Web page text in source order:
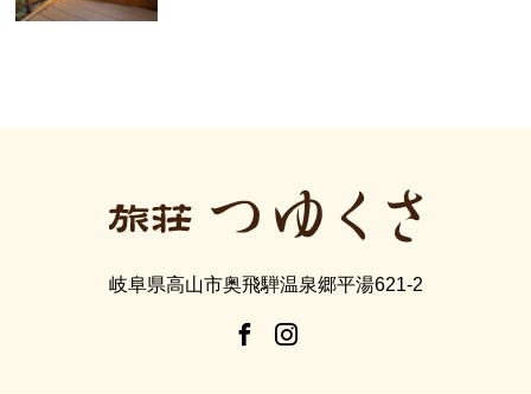
岐阜県高山市奥飛騨温泉郷平湯621-2